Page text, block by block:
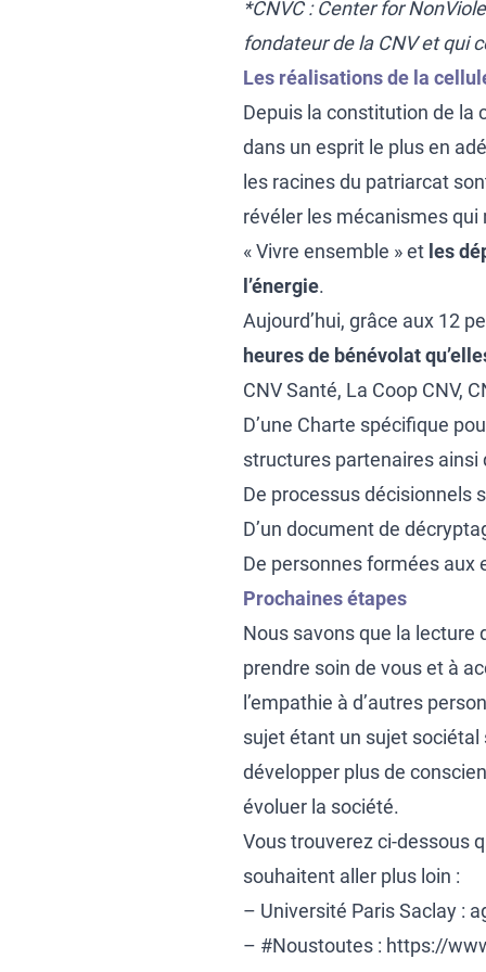
*CNVC : Center for
fondateur de la CNV et qui
Les réalisations de la
Depuis la constitution de la
dans un esprit le plus en
les racines du patriarcat
révéler les mécanismes
« Vivre ensemble » et les
l’énergie.
Aujourd’hui, grâce aux 12
heures de bénévolat
CNV Santé, La Coop CNV,
D’une Charte spécifique
structures partenaires ainsi
De processus décisionnels
D’un document de
De personnes formées aux
Prochaines étapes
Nous savons que la lecture
prendre soin de vous et à
l’empathie à d’autres
sujet étant un sujet sociétal
développer plus de
évoluer la société.
Vous trouverez ci-dessous
souhaitent aller plus loin :
– Université Paris Saclay :
– #Noustoutes : https://